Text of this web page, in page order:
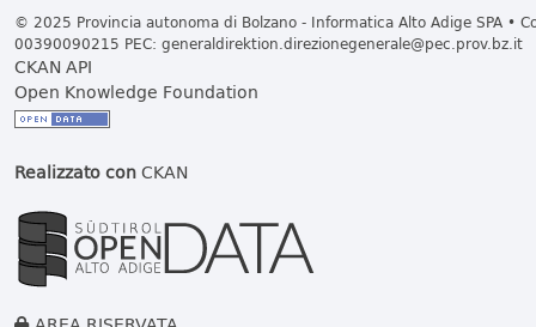
© 2025 Provincia autonoma di Bolzano - Informatica Alto Adige SPA •
00390090215 PEC: generaldirektion.direzionegenerale@pec.prov.bz.it
CKAN API
Open Knowledge Foundation
Realizzato conCKAN